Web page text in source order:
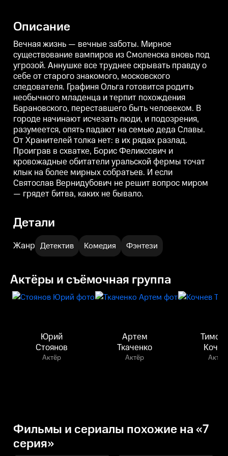
необычного младенца и терпит
похождения Барановского,
переставшего быть человеком. В
городе начинают исчезать
люди, и подозрения,
разумеется, опять падают на
семью деда Славы. От
Хранителей толка нет: в их
рядах разлад. Проиграв в
схватке, Борис Феликсович и
кровожадные обитатели
уральской фермы точат клык на
более мирных собратьев. И
если Святослав Вернидубович
не решит вопрос миром —
грядет битва, каких не бывало.
переставшего быть человеком. В
городе начинают исчезать
люди, и подозрения,
разумеется, опять падают на
семью деда Славы. От
Хранителей толка нет: в их
рядах разлад. Проиграв в
схватке, Борис Феликсович и
кровожадные обитатели
уральской фермы точат клык на
более мирных собратьев. И
если Святослав Вернидубович
не решит вопрос миром —
грядет битва, каких не бывало.
Описание
Вечная жизнь — вечные заботы. Мирное
существование вампиров из Смоленска вновь под
угрозой. Аннушке все труднее скрывать правду о
себе от старого знакомого, московского
следователя. Графиня Ольга готовится родить
необычного младенца и терпит похождения
Барановского, переставшего быть человеком. В
городе начинают исчезать люди, и подозрения,
разумеется, опять падают на семью деда Славы.
От Хранителей толка нет: в их рядах разлад.
Проиграв в схватке, Борис Феликсович и
кровожадные обитатели уральской фермы точат
клык на более мирных собратьев. И если
Святослав Вернидубович не решит вопрос миром
— грядет битва, каких не бывало.
Детали
Жанр Детектив Комедия Фэнтези
Актёры и съёмочная группа
Юрий
Стоянов
Актёр
Артем
Ткаченко
Актёр Актёр
Фильмы и сериалы похожие на «7
серия»